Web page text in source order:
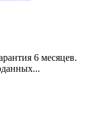
6 месяцев.